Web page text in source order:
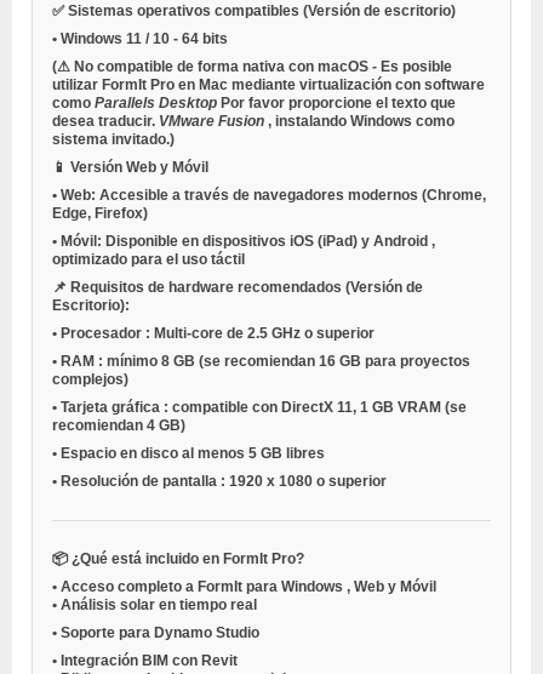
✅ Sistemas operativos compatibles (Versión de escritorio)
• Windows 11 / 10 - 64 bits
(⚠ No compatible de forma nativa con macOS - Es posible
utilizar FormIt Pro en Mac mediante virtualización con software
como Parallels Desktop Por favor proporcione el texto que
desea traducir. VMware Fusion , instalando Windows como
sistema invitado.)
📱 Versión Web y Móvil
• Web: Accesible a través de navegadores modernos (Chrome,
Edge, Firefox)
• Móvil: Disponible en dispositivos iOS (iPad) y Android ,
optimizado para el uso táctil
📌 Requisitos de hardware recomendados (Versión de
Escritorio):
• Procesador : Multi-core de 2.5 GHz o superior
• RAM : mínimo 8 GB (se recomiendan 16 GB para proyectos
complejos)
• Tarjeta gráfica : compatible con DirectX 11, 1 GB VRAM (se
recomiendan 4 GB)
• Espacio en disco al menos 5 GB libres
• Resolución de pantalla : 1920 x 1080 o superior
📦 ¿Qué está incluido en FormIt Pro?
• Acceso completo a FormIt para Windows , Web y Móvil
• Análisis solar en tiempo real
• Soporte para Dynamo Studio
• Integración BIM con Revit